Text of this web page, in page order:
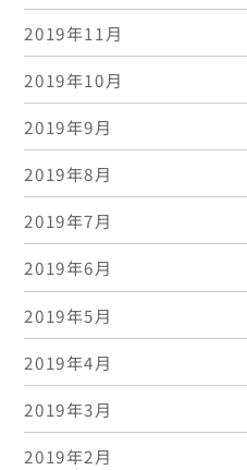
2019年11月
2019年10月
2019年9月
2019年8月
2019年7月
2019年6月
2019年5月
2019年4月
2019年3月
2019年2月